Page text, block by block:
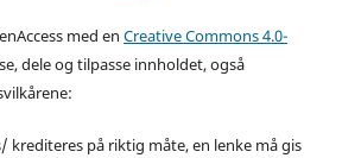
med en Creative Commons 4.0-
dele og tilpasse innholdet, også
krediteres på riktig måte, en lenke må gis